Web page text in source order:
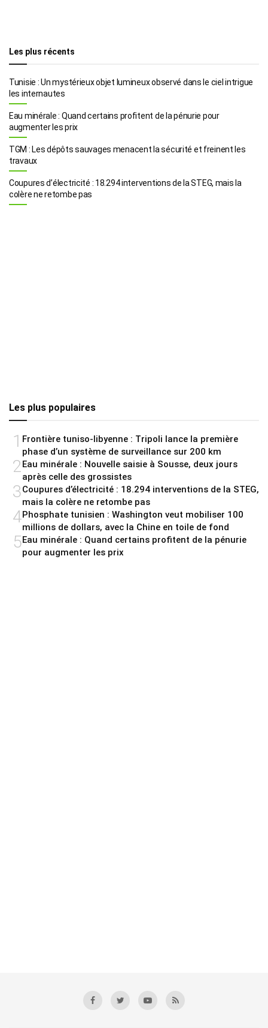
Les plus récents
Tunisie : Un mystérieux objet lumineux observé dans le ciel intrigue
les internautes
Eau minérale : Quand certains profitent de la pénurie pour
augmenter les prix
TGM : Les dépôts sauvages menacent la sécurité et freinent les
travaux
Coupures d’électricité : 18.294 interventions de la STEG, mais la
colère ne retombe pas
Les plus populaires
1 Frontière tuniso-libyenne : Tripoli lance la première
phase d’un système de surveillance sur 200 km
2Eau minérale : Nouvelle saisie à Sousse, deux jours
après celle des grossistes
3Coupures d’électricité : 18.294 interventions de la STEG,
mais la colère ne retombe pas
4Phosphate tunisien : Washington veut mobiliser 100
millions de dollars, avec la Chine en toile de fond
5Eau minérale : Quand certains profitent de la pénurie
pour augmenter les prix